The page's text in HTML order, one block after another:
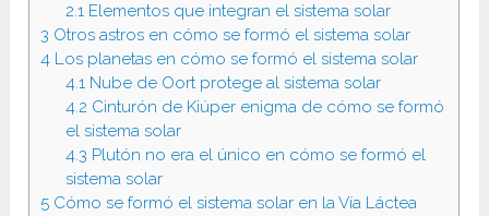
2.1Elementos que integran el sistema solar
3 Otros astros en cómo se formó el sistema solar
4 Los planetas en cómo se formó el sistema solar
4.1Nube de Oort protege al sistema solar
4.2 Cinturón de Kiúper enigma de cómo se formó
el sistema solar
4.3 Plutón no era el único en cómo se formó el
sistema solar
5 Cómo se formó el sistema solar en la Vía Láctea